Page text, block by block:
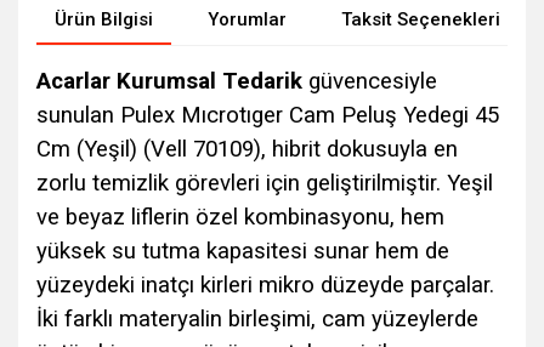
Ürün Bilgisi Yorumlar Taksit Seçenekleri
Acarlar Kurumsal Tedarik güvencesiyle
sunulan Pulex Mıcrotıger Cam Peluş Yedegi 45
Cm (Yeşil) (Vell 70109), hibrit dokusuyla en
zorlu temizlik görevleri için geliştirilmiştir. Yeşil
ve beyaz liflerin özel kombinasyonu, hem
yüksek su tutma kapasitesi sunar hem de
yüzeydeki inatçı kirleri mikro düzeyde parçalar.
İki farklı materyalin birleşimi, cam yüzeylerde